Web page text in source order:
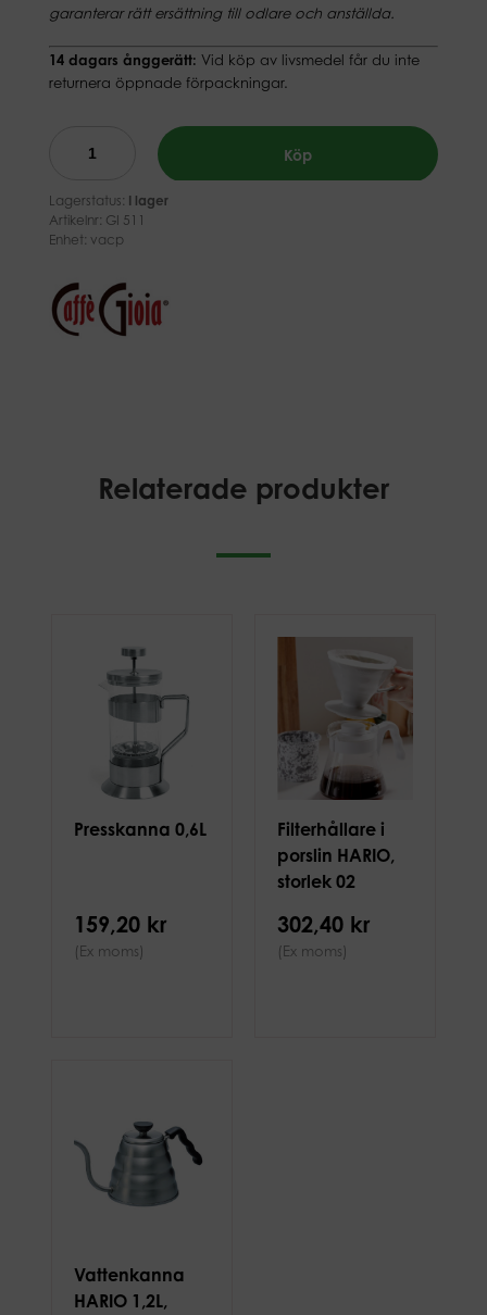
garanterar rätt ersättning till odlare och anställda.
14 dagars ånggerätt: Vid köp av livsmedel får du inte
returnera öppnade förpackningar.
Köp
Lagerstatus: I lager
Artikelnr: GI 511
Enhet: vacp
Relaterade produkter
Presskanna 0,6L
159,20 kr
(Ex moms)
Filterhållare i
porslin HARIO,
storlek 02
302,40 kr
(Ex moms)
Vattenkanna
HARIO 1,2L,